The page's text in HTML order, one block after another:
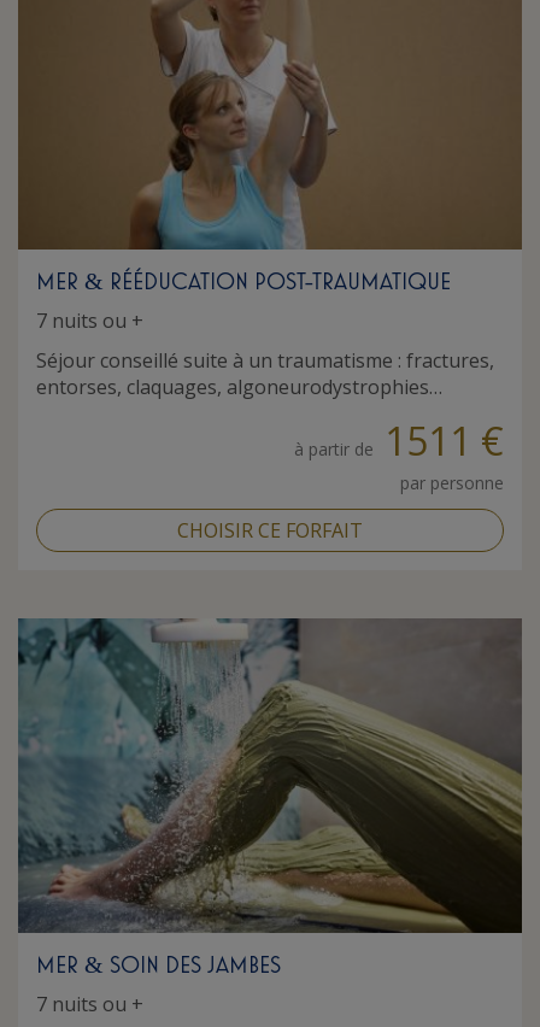
MER & RÉÉDUCATION POST-TRAUMATIQUE
7 nuits ou +
Séjour conseillé suite à un traumatisme : fractures,
entorses, claquages, algoneurodystrophies…
à partir de 1511 €
par personne
CHOISIR CE FORFAIT
MER & SOIN DES JAMBES
7 nuits ou +